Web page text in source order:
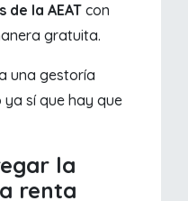
de la AEAT con
gratuita.
una gestoría
ya sí que hay que
la
renta